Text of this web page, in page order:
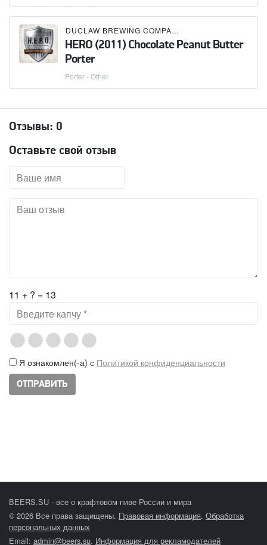
DUCLAW BREWING COMPANY
HERO (2011) Chocolate Peanut Butter
Porter
Porter - Other
Отзывы: 0
Оставьте свой отзыв
11 + ? = 13
Я ознакомлен(-а) с Политикой конфиденциальности
BEERS.SU - все о крафтовом пиве России и мира
© 2026 Все права защищены. Правовая информация. Обработка
персональных данных
Email: admin@beers.su. Информация для рекламодателей